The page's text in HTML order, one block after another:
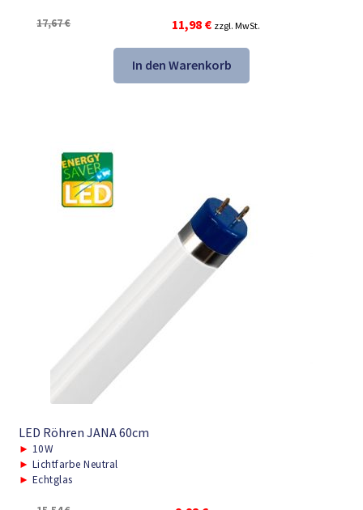
17,67€
Ursprünglicher
war:
17,67 €
11,98 €Aktueller
ist:
11,98 €.
zzgl. MwSt.
In den Warenkorb
LED Röhren JANA 60cm
► 10W
► Lichtfarbe Neutral
► Echtglas